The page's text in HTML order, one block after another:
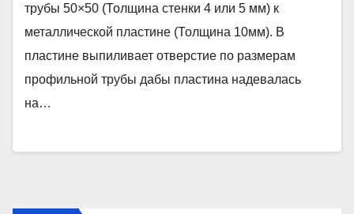
трубы 50×50 (Толщина стенки 4 или 5 мм) к
металлической пластине (Толщина 10мм). В
пластине выпиливает отверстие по размерам
профильной трубы дабы пластина надевалась
на…